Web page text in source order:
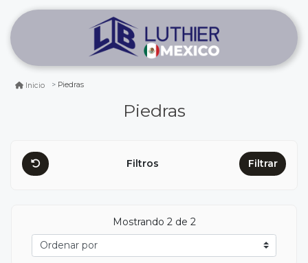
Inicio Piedras
Piedras
Filtros Filtrar
Mostrando 2 de 2